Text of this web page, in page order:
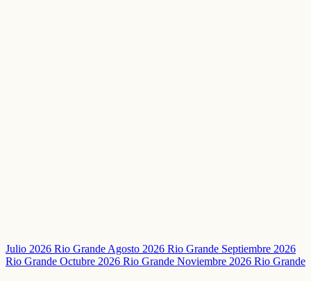
Julio 2026 Rio GrandeAgosto 2026 Rio Grande Septiembre 2026
Rio Grande Octubre 2026 Rio Grande Noviembre 2026 Rio Grande